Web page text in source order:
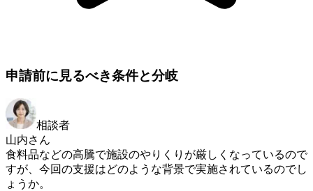
申請前に見るべき条件と分岐
相談者
山内さん
食料品などの高騰で施設のやりくりが厳しくなっているので
すが、今回の支援はどのような背景で実施されているのでし
ょうか。